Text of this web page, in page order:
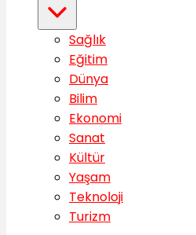
Sağlık
Eğitim
Dünya
Bilim
Ekonomi
Sanat
Kültür
Yaşam
Teknoloji
Turizm